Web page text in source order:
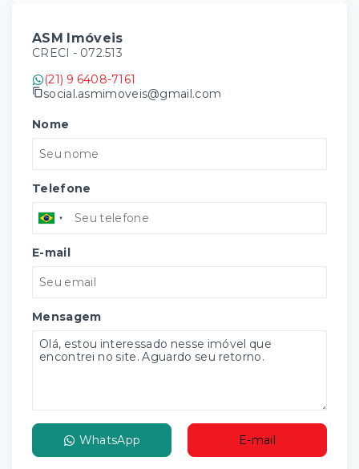
ASM Imóveis
CRECI - 072.513
(21) 9 6408-7161
social.asmimoveis@gmail.com
Nome
Telefone
E-mail
Mensagem
WhatsApp E-mail